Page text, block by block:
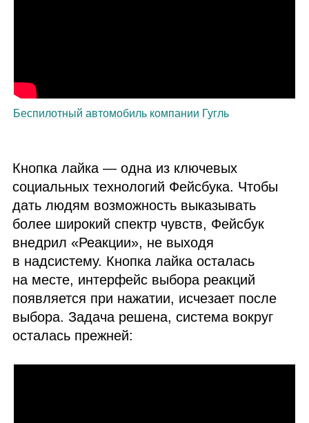
Беспилотный автомобиль компании Гугль
Кнопка лайка — одна из ключевых
социальных технологий Фейсбука. Чтобы
дать людям возможность выказывать
более широкий спектр чувств, Фейсбук
внедрил «Реакции», не выходя
в надсистему. Кнопка лайка осталась
на месте, интерфейс выбора реакций
появляется при нажатии, исчезает после
выбора. Задача решена, система вокруг
осталась прежней: